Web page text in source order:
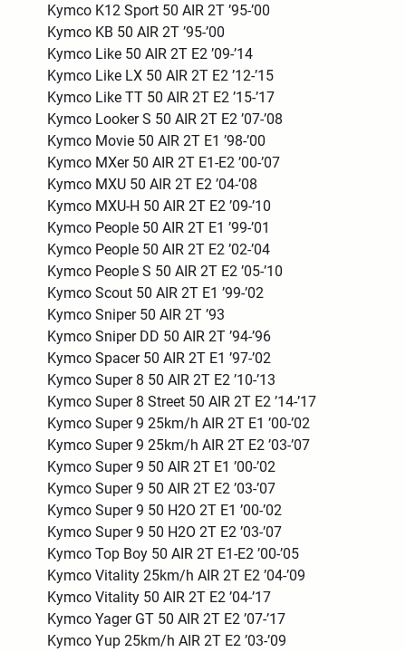
Kymco K12 Sport 50 AIR 2T ’95-’00
Kymco KB 50 AIR 2T ’95-’00
Kymco Like 50 AIR 2T E2 ’09-’14
Kymco Like LX 50 AIR 2T E2 ’12-’15
Kymco Like TT 50 AIR 2T E2 ’15-’17
Kymco Looker S 50 AIR 2T E2 ’07-’08
Kymco Movie 50 AIR 2T E1 ’98-’00
Kymco MXer 50 AIR 2T E1-E2 ’00-’07
Kymco MXU 50 AIR 2T E2 ’04-’08
Kymco MXU-H 50 AIR 2T E2 ’09-’10
Kymco People 50 AIR 2T E1 ’99-’01
Kymco People 50 AIR 2T E2 ’02-’04
Kymco People S 50 AIR 2T E2 ’05-’10
Kymco Scout 50 AIR 2T E1 ’99-’02
Kymco Sniper 50 AIR 2T ’93
Kymco Sniper DD 50 AIR 2T ’94-’96
Kymco Spacer 50 AIR 2T E1 ’97-’02
Kymco Super 8 50 AIR 2T E2 ’10-’13
Kymco Super 8 Street 50 AIR 2T E2 ’14-’17
Kymco Super 9 25km/h AIR 2T E1 ’00-’02
Kymco Super 9 25km/h AIR 2T E2 ’03-’07
Kymco Super 9 50 AIR 2T E1 ’00-’02
Kymco Super 9 50 AIR 2T E2 ’03-’07
Kymco Super 9 50 H2O 2T E1 ’00-’02
Kymco Super 9 50 H2O 2T E2 ’03-’07
Kymco Top Boy 50 AIR 2T E1-E2 ’00-’05
Kymco Vitality 25km/h AIR 2T E2 ’04-’09
Kymco Vitality 50 AIR 2T E2 ’04-’17
Kymco Yager GT 50 AIR 2T E2 ’07-’17
Kymco Yup 25km/h AIR 2T E2 ’03-’09